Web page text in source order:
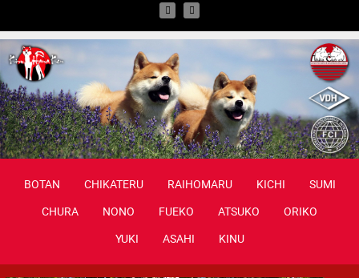
BOTAN CHIKATERU RAIHOMARU KICHI
SUMI
CHURA
NONO FUEKO ATSUKO
ORIKO
YUKI
ASAHI KINU